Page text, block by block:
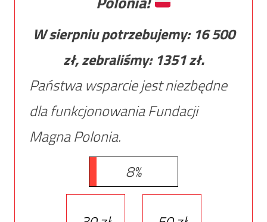
W sierpniu potrzebujemy: 16 500
zł, zebraliśmy: 1351zł.
Państwa wsparcie jest niezbędne
dla funkcjonowania Fundacji
Magna Polonia.
8%